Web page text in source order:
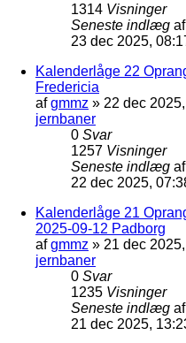
1314 Visninger
Seneste indlæg af
23 dec 2025,
Kalenderlåge 22
Fredericia
afgmmz » 22 dec
jernbaner
0 Svar
1257 Visninger
Seneste indlæg af
22 dec 2025,
Kalenderlåge 21
2025-09-12 Padborg
afgmmz » 21 dec
jernbaner
0 Svar
1235 Visninger
Seneste indlæg af
21 dec 2025,